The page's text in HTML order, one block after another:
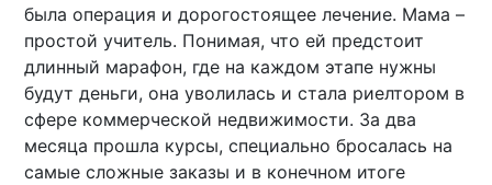
была операция и дорогостоящее лечение. Мама –
простой учитель. Понимая, что ей предстоит
длинный марафон, где на каждом этапе нужны
будут деньги, она уволилась и стала риелтором в
сфере коммерческой недвижимости. За два
месяца прошла курсы, специально бросалась на
самые сложные заказы и в конечном итоге